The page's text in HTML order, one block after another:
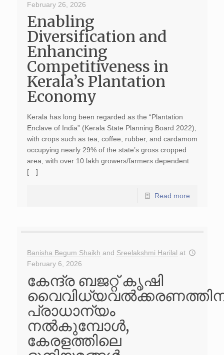
February 26, 2026
Enabling
Diversification and
Enhancing
Competitiveness in
Kerala’s Plantation
Economy
Kerala has long been regarded as the “Plantation
Enclave of India” (Kerala State Planning Board 2022),
with crops such as tea, coffee, rubber, and cardamom
occupying nearly 29% of the state’s gross cropped
area, with over 10 lakh growers/farmers dependent
[…]
Read more
Banisha Begum Shaikh and Sreelakshmi Harilal at
February 6, 2026
കേന്ദ്ര ബജറ്റ് കൃഷി
പ്രാധാന്യം
നൽകുമ്പോൾ,
കേരളത്തിലെ